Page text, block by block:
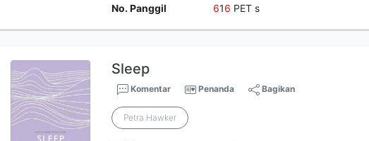
No. Panggil
616 PET s
Sleep
Komentar Penanda Bagikan
Petra Hawker